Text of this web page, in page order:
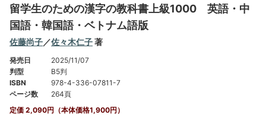
留学生のための漢字の教科書上級1000 英語・中
国語・韓国語・ベトナム語版
佐藤尚子／佐々木仁子著
発売日
2025/11/07
判型
B5判
ISBN
978-4-336-07811-7
ページ数
264頁
定価 2,090円（本体価格1,900円）